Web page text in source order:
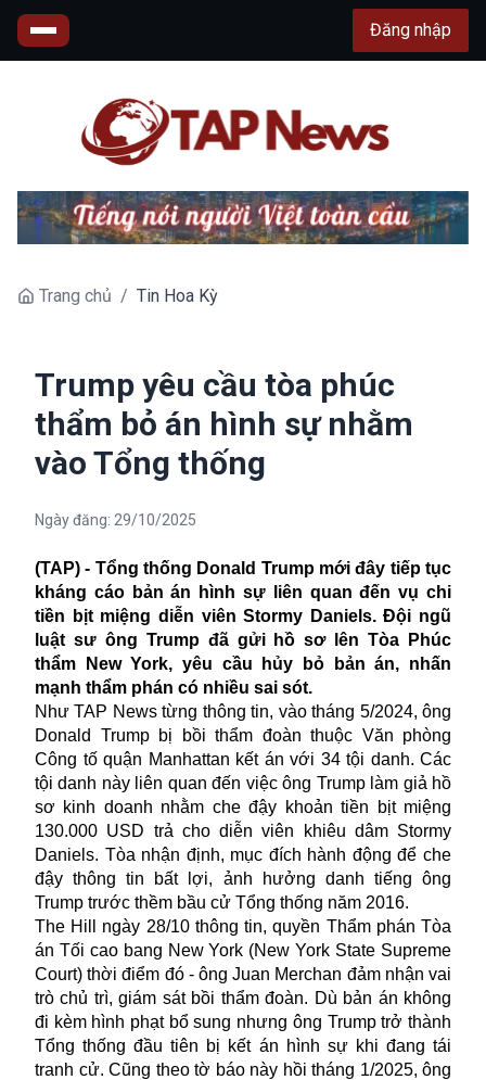
Đăng nhập
Trang chủ / Tin Hoa Kỳ
Trump yêu cầu tòa phúc
thẩm bỏ án hình sự nhằm
vào Tổng thống
Ngày đăng: 29/10/2025
(TAP) - Tổng thống Donald Trump mới đây tiếp tục
kháng cáo bản án hình sự liên quan đến vụ chi
tiền bịt miệng diễn viên Stormy Daniels. Đội ngũ
luật sư ông Trump đã gửi hồ sơ lên Tòa Phúc
thẩm New York, yêu cầu hủy bỏ bản án, nhấn
mạnh thẩm phán có nhiều sai sót.
Như TAP News từng thông tin, vào tháng 5/2024, ông
Donald Trump bị bồi thẩm đoàn thuộc Văn phòng
Công tố quận Manhattan kết án với 34 tội danh. Các
tội danh này liên quan đến việc ông Trump làm giả hồ
sơ kinh doanh nhằm che đậy khoản tiền bịt miệng
130.000 USD trả cho diễn viên khiêu dâm Stormy
Daniels. Tòa nhận định, mục đích hành động để che
đậy thông tin bất lợi, ảnh hưởng danh tiếng ông
Trump trước thềm bầu cử Tổng thống năm 2016.
The Hill ngày 28/10 thông tin, quyền Thẩm phán Tòa
án Tối cao bang New York (New York State Supreme
Court) thời điểm đó - ông Juan Merchan đảm nhận vai
trò chủ trì, giám sát bồi thẩm đoàn. Dù bản án không
đi kèm hình phạt bổ sung nhưng ông Trump trở thành
Tổng thống đầu tiên bị kết án hình sự khi đang tái
tranh cử. Cũng theo tờ báo này hồi tháng 1/2025, ông